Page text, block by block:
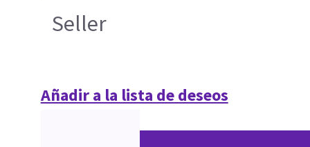
Seller
Añadir a la lista de deseos